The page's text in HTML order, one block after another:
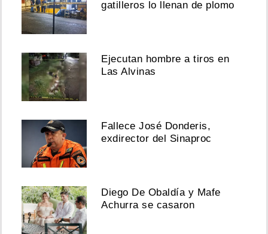
gatilleros lo llenan de plomo
Ejecutan hombre a tiros en
Las Alvinas
Fallece José Donderis,
exdirector del Sinaproc
Diego De Obaldía y Mafe
Achurra se casaron